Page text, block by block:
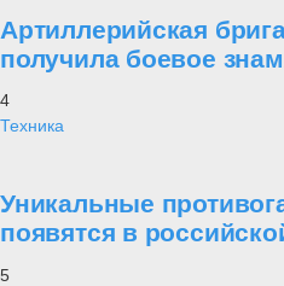
Артиллерийская
получила боевое
4
Техника
Уникальные
появятся в
5